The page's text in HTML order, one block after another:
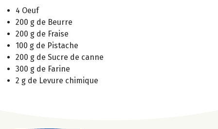
4 Oeuf
200 g de Beurre
200 g de Fraise
100 g de Pistache
200 g de Sucre de canne
300 g de Farine
2 g de Levure chimique